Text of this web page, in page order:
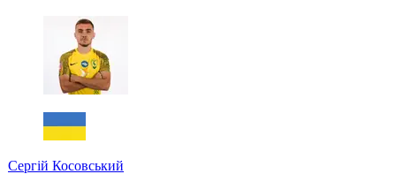
Сергій Косовський